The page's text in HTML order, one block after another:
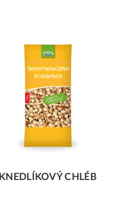
KNEDLÍKOVÝ CHLÉB